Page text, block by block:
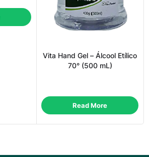
Vita Hand Gel – Álcool Etílico
70° (500 mL)
Read More